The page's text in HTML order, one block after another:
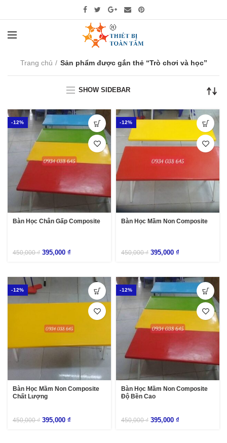
Trang chủ Sản phẩm được gắn thẻ “Trò chơi và học”
SHOW SIDEBAR
-12%
Bàn Học Chân Gấp Composite
450,000₫ 395,000 ₫
-12%
Bàn Học Mầm Non Composite
450,000₫ 395,000 ₫
-12%
Bàn Học Mầm Non Composite
Chất Lượng
450,000₫ 395,000 ₫
-12%
Bàn Học Mầm Non Composite
Độ Bền Cao
450,000₫ 395,000 ₫